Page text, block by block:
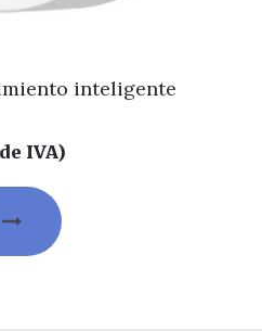
inteligente
IVA)